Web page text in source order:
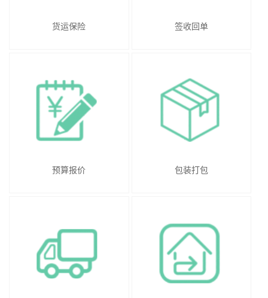
货运保险 签收回单
预算报价 包装打包